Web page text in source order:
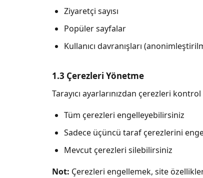
Ziyaretçi sayısı
Popüler sayfalar
Kullanıcı davranışları
1.3 Çerezleri Yönetme
Tarayıcı ayarlarınızdan çerezleri
Tüm çerezleri engelleyebilirsiniz
Sadece üçüncü taraf çerezlerini
Mevcut çerezleri silebilirsiniz
Not: Çerezleri engellemek, site